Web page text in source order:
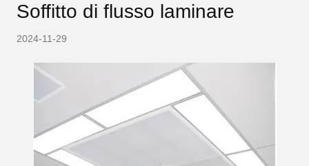
Soffitto di flusso laminare
2024-11-29